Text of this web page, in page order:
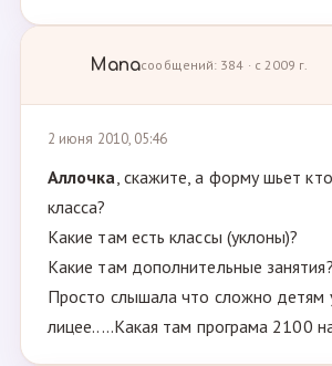
Мапасообщений: 384 · с 2009 г.
2 июня 2010, 05:46
Аллочка, скажите, а форму шьет
класса?
Какие там есть классы (уклоны)?
Какие там дополнительные занятия?
Просто слышала что сложно детям
лицее.....Какая там програма 2100